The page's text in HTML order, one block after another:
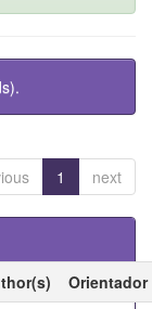
1 next
Orientador